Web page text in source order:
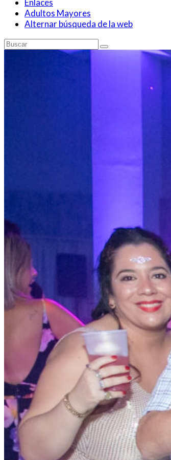
Enlaces
Adultos Mayores
Alternar búsqueda de la web